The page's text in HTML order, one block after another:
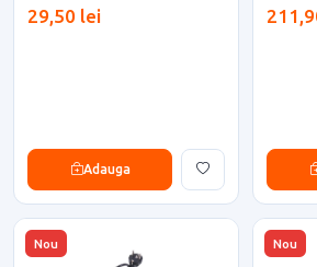
29,50 lei
Adauga
Nou Nou